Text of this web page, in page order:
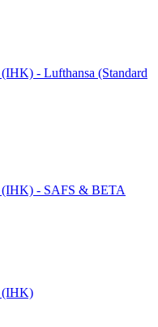
- Lufthansa (Standard
(IHK) - SAFS & BETA
(IHK)